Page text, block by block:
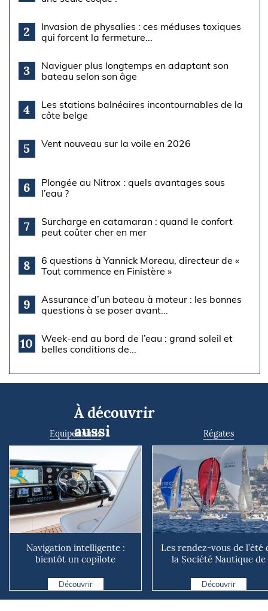
2
Invasion de physalies : ces méduses toxiques
qui forcent la fermeture...
3
Naviguer plus longtemps en adaptant son
bateau selon son âge
4
Les stations balnéaires incontournables de la
côte belge
5 Vent nouveau sur la voile en 2026
6
Plongée au Nitrox : quels avantages sous
l’eau ?
7
Surcharge en catamaran : quand le confort
peut coûter cher en mer
8
6 questions à Yannick Moreau, directeur de «
Tout commence en Finistère »
9
Assurance d’un bateau à moteur : les bonnes
questions à se poser avant...
10
Week-end au bord de l’eau : grand soleil et
belles conditions de...
À découvrir
aussi
Equipements
Navigation intelligente :
bientôt un copilote
Découvrir
Régates
Les rendez-vous de l’été
la Société Nautique de
Découvrir